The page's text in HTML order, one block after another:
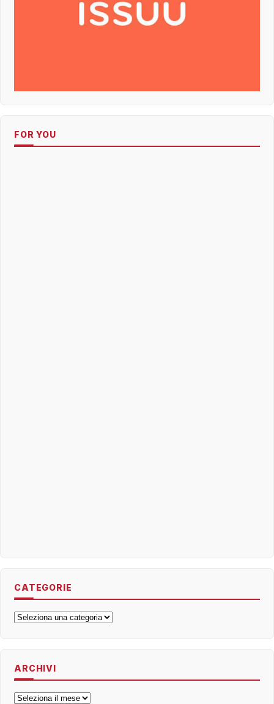
FOR YOU
CATEGORIE
Categorie
ARCHIVI
Archivi